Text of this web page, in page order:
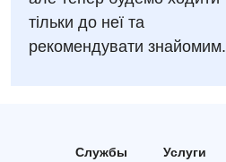
Эндоскопическое отделение
Офтальмологическое
Терапевтическое отделение
Национальный скрининг здоровья 40+
тільки до неї та
рекомендувати знайомим.
Службы Услуги